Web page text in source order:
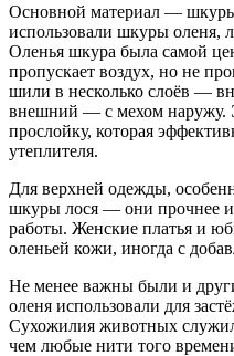
Основной материал —
использовали шкуры оленя,
Оленья шкура была самой
пропускает воздух, но не
шили в несколько слоёв —
внешний — с мехом наружу.
прослойку, которая
утеплителя.
Для верхней одежды,
шкуры лося — они прочнее и
работы. Женские платья и
оленьей кожи, иногда с
Не менее важны были и
оленя использовали для
Сухожилия животных
чем любые нити того